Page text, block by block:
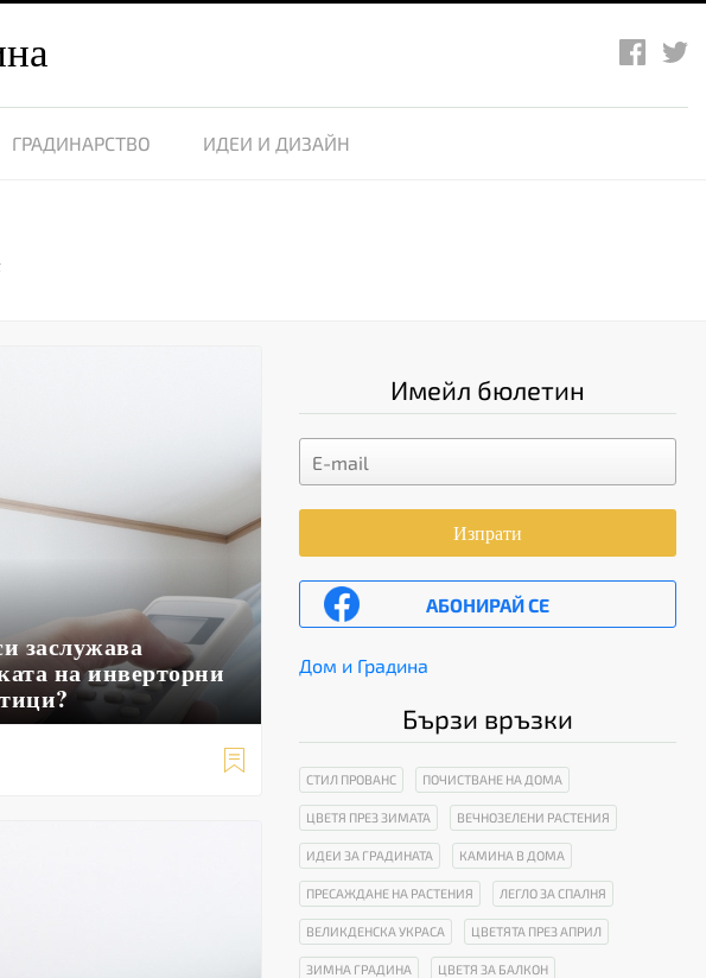
ГРАДИНАРСТВО ИДЕИ И ДИЗАЙН
заслужава
на инверторни

Имейл бюлетин
Изпрати
АБОНИРАЙ СЕ
Дом и Градина
Бързи връзки
СТИЛ ПРОВАНС ПОЧИСТВАНЕ НА ДОМА
ЦВЕТЯ ПРЕЗ ЗИМАТА ВЕЧНОЗЕЛЕНИ РАСТЕНИЯ
ИДЕИ ЗА ГРАДИНАТА КАМИНА В ДОМА
ПРЕСАЖДАНЕ НА РАСТЕНИЯ ЛЕГЛО ЗА СПАЛНЯ
ВЕЛИКДЕНСКА УКРАСА ЦВЕТЯТА ПРЕЗ АПРИЛ
ЗИМНА ГРАДИНА ЦВЕТЯ ЗА БАЛКОН